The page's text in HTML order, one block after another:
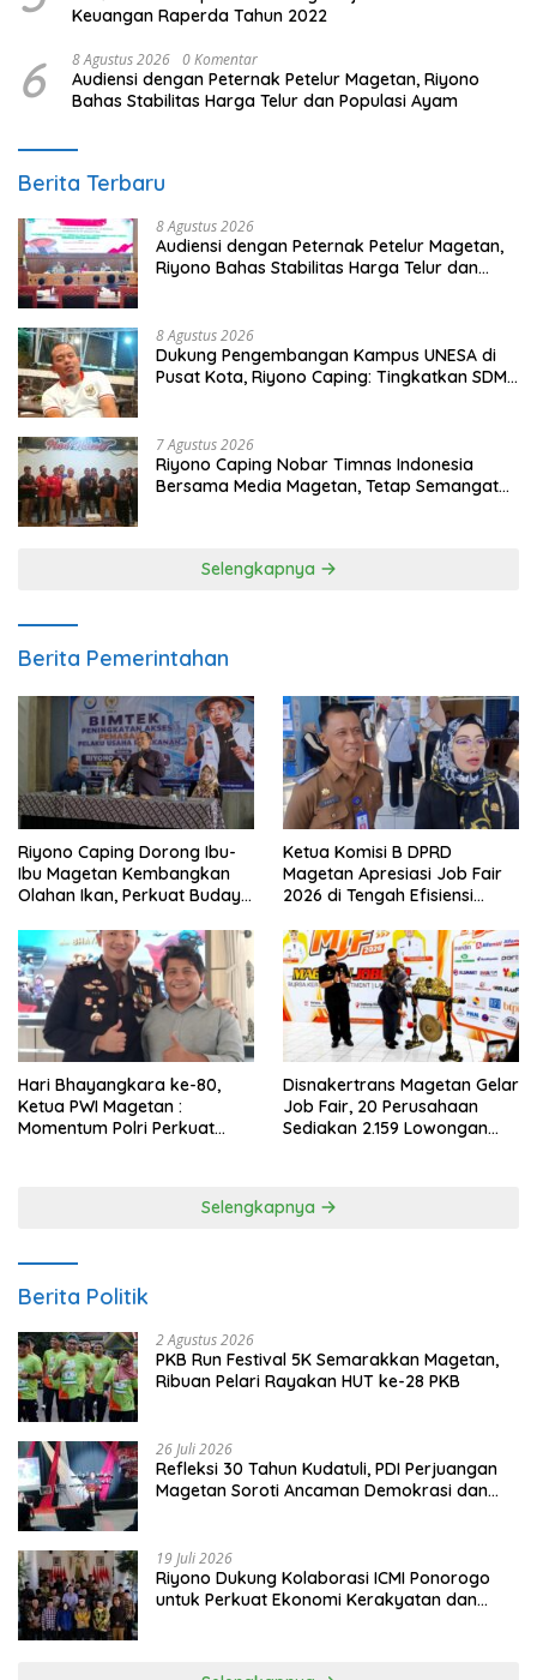
Keuangan Raperda Tahun 2022
6 8 Agustus 2026 0 Komentar
Audiensi dengan Peternak Petelur Magetan, Riyono
Bahas Stabilitas Harga Telur dan Populasi Ayam
Berita Terbaru
8 Agustus 2026
Audiensi dengan Peternak Petelur Magetan,
Riyono Bahas Stabilitas Harga Telur dan
8 Agustus 2026
Dukung Pengembangan Kampus UNESA di
Pusat Kota, Riyono Caping: Tingkatkan SDM
7 Agustus 2026
Riyono Caping Nobar Timnas Indonesia
Bersama Media Magetan, Tetap Semangat
Selengkapnya
Berita Pemerintahan
Riyono Caping Dorong Ibu-
Ibu Magetan Kembangkan
Olahan Ikan, Perkuat Budaya
Ketua Komisi B DPRD
Magetan Apresiasi Job Fair
2026 di Tengah Efisiensi
Hari Bhayangkara ke-80,
Ketua PWI Magetan :
Momentum Polri Perkuat
Disnakertrans Magetan Gelar
Job Fair, 20 Perusahaan
Sediakan 2.159 Lowongan
Selengkapnya
Berita Politik
2 Agustus 2026
PKB Run Festival 5K Semarakkan Magetan,
Ribuan Pelari Rayakan HUT ke-28 PKB
26 Juli 2026
Refleksi 30 Tahun Kudatuli, PDI Perjuangan
Magetan Soroti Ancaman Demokrasi dan
19 Juli 2026
Riyono Dukung Kolaborasi ICMI Ponorogo
untuk Perkuat Ekonomi Kerakyatan dan